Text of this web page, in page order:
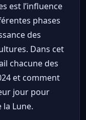
est l’influence
phases
des
Dans cet
chacune des
et comment
jour pour
Lune.